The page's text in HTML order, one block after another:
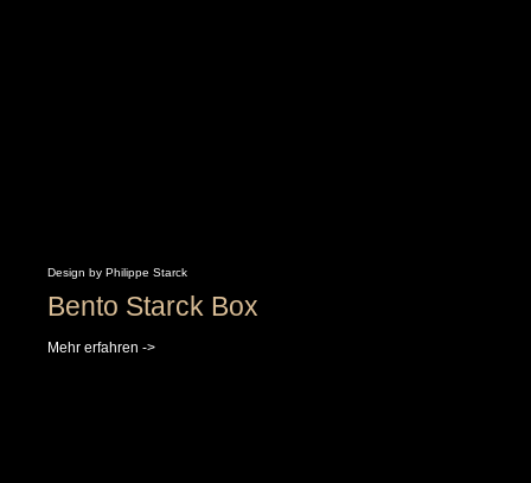
Design by Philippe Starck
Bento Starck Box
Mehr erfahren ->